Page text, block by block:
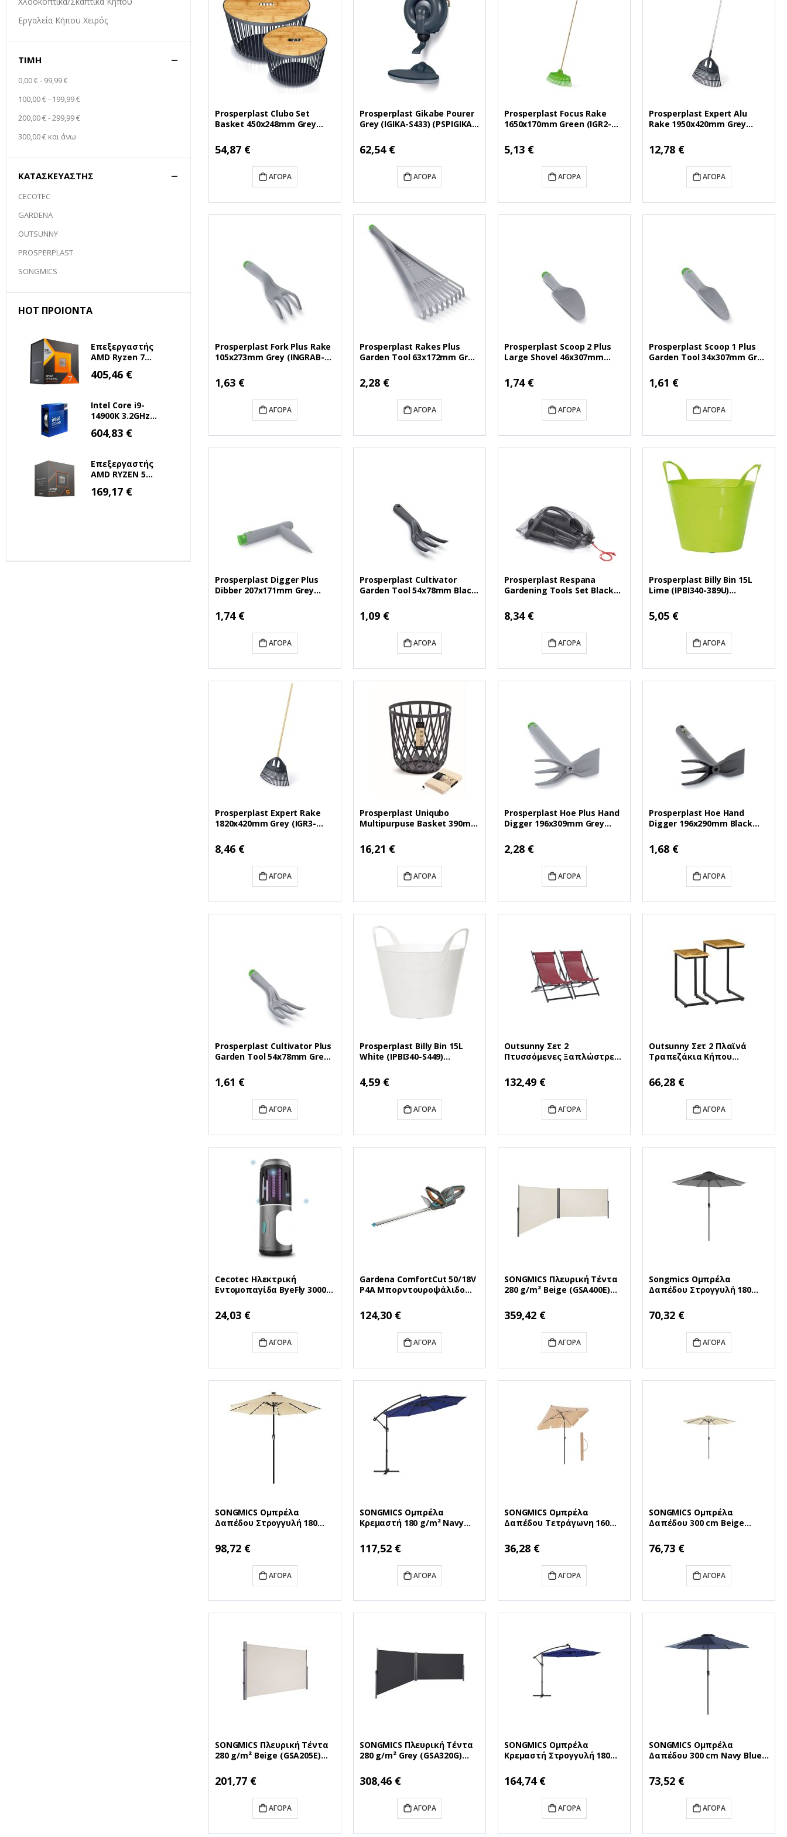
Prosperplast Clubo Set
Basket 450x248mm Grey
(PSPICLUE1ST-S433)
54,87 €
ΑΓΟΡΆ
Prosperplast Gikabe Pourer
Grey (IGIKA-S433) (PSPIGIKA-
62,54 €
ΑΓΟΡΆ
Prosperplast Focus Rake
1650x170mm Green (IGR2-
5,13 €
ΑΓΟΡΆ
Prosperplast Expert Alu
Rake 1950x420mm Grey
S433)
12,78 €
ΑΓΟΡΆ
Prosperplast Fork Plus Rake
105x273mm Grey (INGRAB-
1,63 €
ΑΓΟΡΆ
Prosperplast Rakes Plus
Garden Tool 63x172mm Grey
4C)
2,28 €
ΑΓΟΡΆ
Prosperplast Scoop 2 Plus
Large Shovel 46x307mm
(PSPINLDAB-4C)
1,74 €
ΑΓΟΡΆ
Prosperplast Scoop 1 Plus
Garden Tool 34x307mm Grey
1,61 €
ΑΓΟΡΆ
Prosperplast Digger Plus
Dibber 207x171mm Grey
1,74 €
ΑΓΟΡΆ
Prosperplast Cultivator
Garden Tool 54x78mm Black
1,09 €
ΑΓΟΡΆ
Prosperplast Respana
Gardening Tools Set Black
S411)
8,34 €
ΑΓΟΡΆ
Prosperplast Billy Bin 15L
Lime (IPBI340-389U)
5,05 €
ΑΓΟΡΆ
Prosperplast Expert Rake
1820x420mm Grey (IGR3-
8,46 €
ΑΓΟΡΆ
Prosperplast Uniqubo
Multipurpuse Basket 390mm
(PSPIKUB35W-S433)
16,21 €
ΑΓΟΡΆ
Prosperplast Hoe Plus Hand
Digger 196x309mm Grey
4C)
2,28 €
ΑΓΟΡΆ
Prosperplast Hoe Hand
Digger 196x290mm Black
1,68 €
ΑΓΟΡΆ
Prosperplast Cultivator Plus
Garden Tool 54x78mm Grey
4C)
1,61 €
ΑΓΟΡΆ
Prosperplast Billy Bin 15L
White (IPBI340-S449)
4,59 €
ΑΓΟΡΆ
Outsunny Σετ 2
Πτυσσόμενες Ξαπλώστρες
(OUT84B-342WR)
132,49 €
ΑΓΟΡΆ
Outsunny Σετ 2 Πλαϊνά
Τραπεζάκια Κήπου
(OUT84G-079V00LR)
66,28 €
ΑΓΟΡΆ
Cecotec Ηλεκτρική
Εντομοπαγίδα ByeFly 3000
24,03 €
ΑΓΟΡΆ
Gardena ComfortCut 50/18V
P4A Μπορντουροψάλιδο
Λάμας 50cm Solo (14730-55)
(GRD14730-55)
124,30 €
ΑΓΟΡΆ
SONGMICS Πλευρική Tέντα
280 g/m² Beige (GSA400E)
359,42 €
ΑΓΟΡΆ
Songmics Ομπρέλα
Δαπέδου Στρογγυλή 180
(SNGGPU27GY)
70,32 €
ΑΓΟΡΆ
SONGMICS Ομπρέλα
Δαπέδου Στρογγυλή 180
(SNGGPU040M01)
98,72 €
ΑΓΟΡΆ
SONGMICS Ομπρέλα
Κρεμαστή 180 g/m² Navy
(SNGGPU016L01)
117,52 €
ΑΓΟΡΆ
SONGMICS Ομπρέλα
Δαπέδου Τετράγωνη 160
(SNGGPU180K01)
36,28 €
ΑΓΟΡΆ
SONGMICS Ομπρέλα
Δαπέδου 300 cm Beige
76,73 €
ΑΓΟΡΆ
SONGMICS Πλευρική Tέντα
280 g/m² Beige (GSA205E)
201,77 €
ΑΓΟΡΆ
SONGMICS Πλευρική Tέντα
280 g/m² Grey (GSA320G)
308,46 €
ΑΓΟΡΆ
SONGMICS Ομπρέλα
Κρεμαστή Στρογγυλή 180
(SNGGPU118L01)
164,74 €
ΑΓΟΡΆ
SONGMICS Ομπρέλα
Δαπέδου 300 cm Navy Blue
73,52 €
ΑΓΟΡΆ
Εργαλεία Κήπου Χειρός
ΤΙΜΉ
0,00 €- 99,99 €
100,00 €- 199,99 €
200,00 €-299,99 €
300,00 € και άνω
ΚΑΤΑΣΚΕΥΑΣΤΉΣ
CECOTEC
GARDENA
OUTSUNNY
PROSPERPLAST
SONGMICS
HOT ΠΡΟΙΌΝΤΑ
Επεξεργαστής
AMD Ryzen 7
Πυρήνων για
(AMDRYZ7-
7800X3D)
Ειδική
Τιμή
405,46 €
Intel Core i9-
14900K 3.2GHz
(BX8071514900K)
Ειδική
Τιμή
604,83 €
Επεξεργαστής
AMD RYZEN 5
AM5 (100-
Ειδική
Τιμή
169,17 €